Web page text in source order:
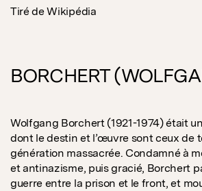
Tiré de Wikipédia
BORCHERT
Wolfgang Borchert (1921-1974) était
dont le destin et l’œuvre sont ceux de
génération massacrée. Condamné à
et antinazisme, puis gracié, Borchert
guerre entre la prison et le front, et